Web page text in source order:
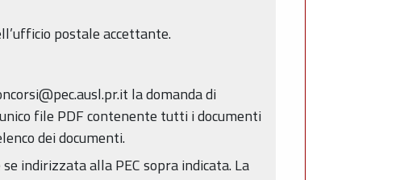
postale accettante.
la domanda di
file PDF contenente tutti i documenti
dei documenti.
indirizzata alla PEC sopra indicata. La